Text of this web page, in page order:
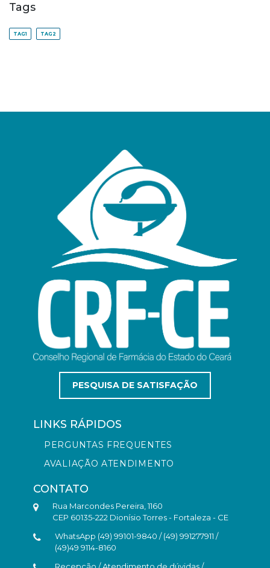
Tags
TAG1 TAG2
PESQUISA DE SATISFAÇÃO
LINKS RÁPIDOS
PERGUNTAS FREQUENTES
AVALIAÇÃO ATENDIMENTO
CONTATO
Rua Marcondes Pereira, 1160
CEP 60135-222 Dionísio Torres - Fortaleza - CE
WhatsApp (49) 99101-9840 / (49) 991277911 /
(49)49 9114-8160
Recepção / Atendimento de dúvidas /